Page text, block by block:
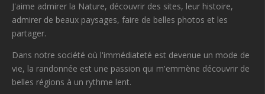
J'aime admirer la Nature, découvrir des sites, leur histoire,
admirer de beaux paysages, faire de belles photos et les
partager.
Dans notre société où l'immédiateté est devenue un mode de
vie, la randonnée est une passion qui m'emmène découvrir de
belles régions à un rythme lent.